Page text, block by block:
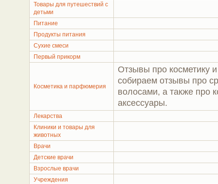
Товары для путешествий с
детьми
Питание
Продукты питания
Сухие смеси
Первый прикорм
Косметика и парфюмерия
Отзывы про косметику
собираем отзывы про
волосами, а также про
аксессуары.
Лекарства
Клиники и товары для
животных
Врачи
Детские врачи
Взрослые врачи
Учреждения